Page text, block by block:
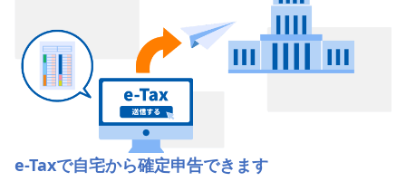
e-Taxで自宅から確定申告できます